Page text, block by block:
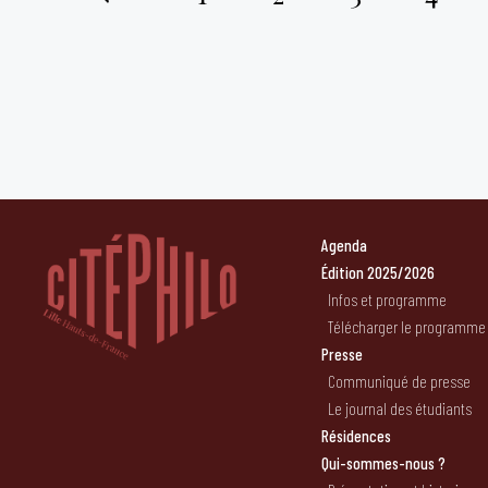
Agenda
Édition 2025/2026
Infos et programme
Télécharger le programme
Presse
Communiqué de presse
Le journal des étudiants
Résidences
Qui-sommes-nous ?